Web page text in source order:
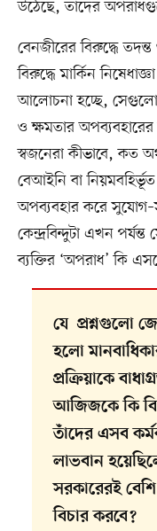
উঠেছে, তাদের
বেনজীরের বিরুদ্ধে
বিরুদ্ধে মার্কিন
আলোচনা হচ্ছে,
ও ক্ষমতার
স্বজনেরা কীভাবে, কত
বেআইনি বা
অপব্যবহার করে
কেন্দ্রবিন্দুটা এখন
ব্যক্তির ‘অপরাধ’ কি
যে প্রশ্নগুলো
হলো
প্রক্রিয়াকে
আজিজকে কি
তাঁদের এসব
লাভবান
সরকারেরই
বিচার করবে?